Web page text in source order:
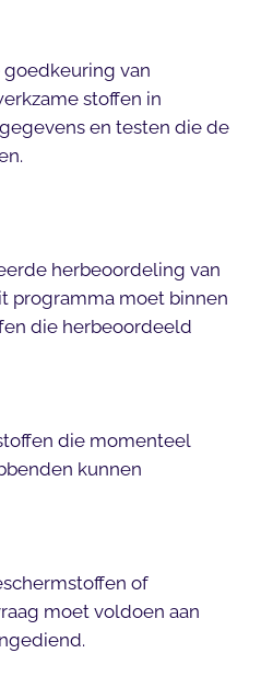
van
stoffen in
en testen die de
herbeoordeling van
programma moet binnen
die herbeoordeeld
die momenteel
kunnen
of
moet voldoen aan